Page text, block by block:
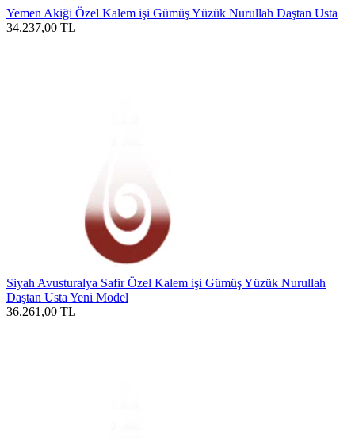
Yemen Akiği Özel Kalem işi Gümüş Yüzük Nurullah Daştan Usta
34.237,00 TL
Siyah Avusturalya Safir Özel Kalem işi Gümüş Yüzük Nurullah
Daştan Usta Yeni Model
36.261,00 TL